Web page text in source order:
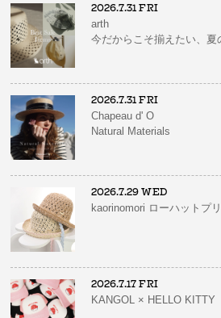
2026.7.31 FRI
arth
今だからこそ揃えたい、夏
2026.7.31 FRI
Chapeau d' O
Natural Materials
2026.7.29 WED
kaorinomori ローハットプ
2026.7.17 FRI
KANGOL × HELLO KITTY